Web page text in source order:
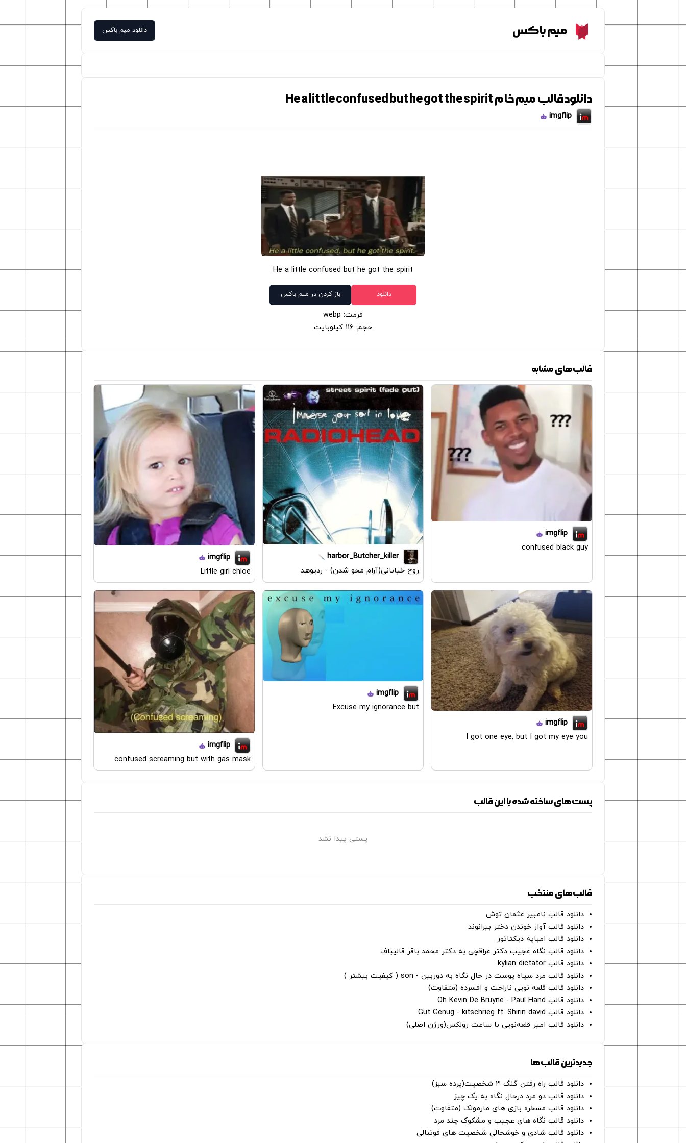
Meme Boxمیم باکس دانلود میم باکس
دانلود قالب میم خام He a little confused but he got the spirit
imgflip
He a little confused but he got the spirit
دانلود باز کردن در میم باکس
فرمت: webp
حجم: 116 کیلوبایت
قالب‌های مشابه
imgflip
confused black guy
harbor_Butcher_killer
روح خیابانی(آرام محو شدن) - ردیوهد
imgflip
Little girl chloe
imgflip
I got one eye, but I got my eye you
imgflip
Excuse my ignorance but
imgflip
confused screaming but with gas mask
پست‌های ساخته شده با این قالب
پستی پیدا نشد
قالب‌های منتخب
دانلود قالب نامبیر عثمان ‌توش
دانلود قالب آواز خوندن دختر بیرانوند
دانلود قالب امباپه دیکتاتور
دانلود قالب نگاه عجیب دکتر عراقچی به دکتر محمد باقر قالیباف
دانلود قالب kylian dictator
دانلود قالب مرد سیاه پوست در حال نگاه به دوربین - son ( کیفیت بیشتر )
دانلود قالب قلعه نویی ناراحت و افسرده (متفاوت)
دانلود قالب Oh Kevin De Bruyne - Paul Hand
دانلود قالب Gut Genug - kitschrieg ft. Shirin david
دانلود قالب امیر قلعه‌نویی با ساعت رولکس(ورژن اصلی)
جدیدترین قالب‌ها
دانلود قالب راه رفتن گنگ ۳ شخصیت(پرده سبز)
دانلود قالب دو مرد درحال نگاه به یک چیز
دانلود قالب مسخره بازی های مارمولک (متفاوت)
دانلود قالب نگاه های عجیب و مشکوک چند مرد
دانلود قالب شادی و خوشحالی شخصیت های فوتبالی